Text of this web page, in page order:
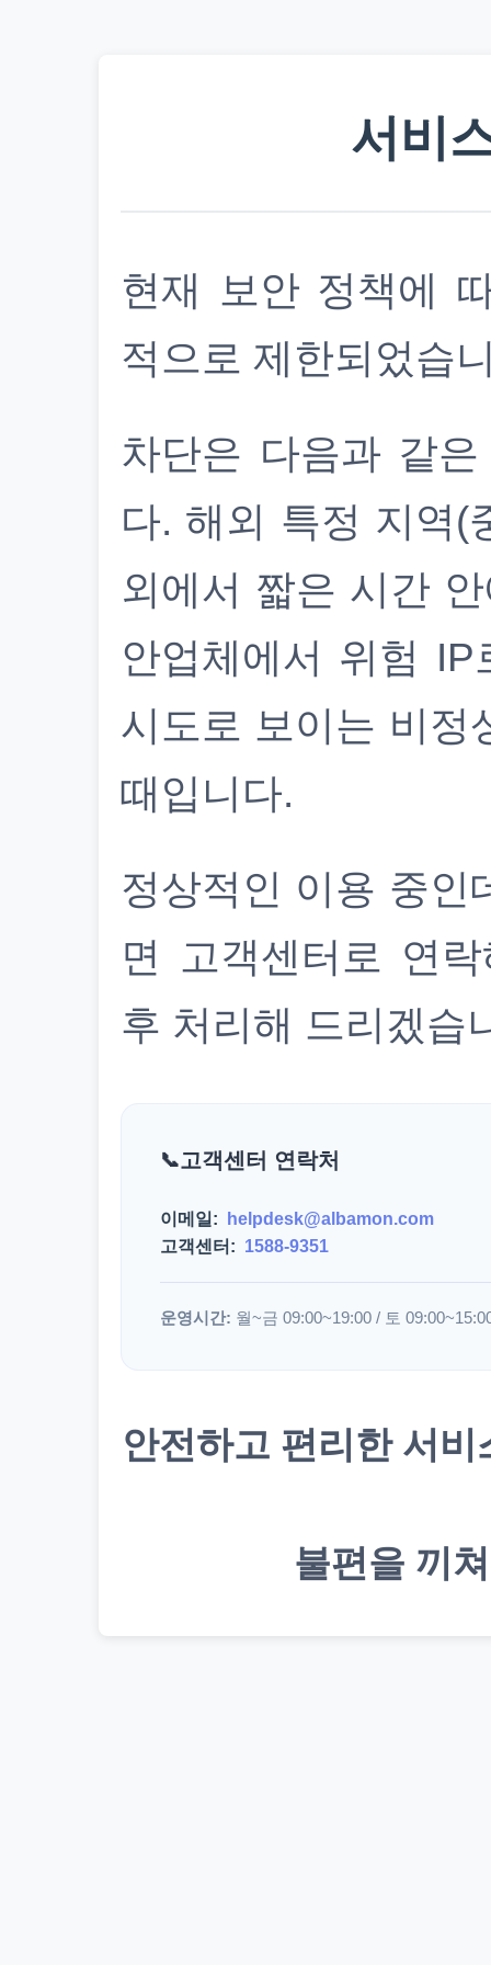
서비
현재 보안 정책에
적으로 제한되었습
차단은 다음과 같
다. 해외 특정 지역(
외에서 짧은 시간
안업체에서 위험
시도로 보이는 비정
때입니다.
정상적인 이용 중인
면 고객센터로 연
후 처리해 드리겠습
고객센터 연락처
이메일:
helpdesk@albamon.com
고객센터: 1588-9351
운영시간: 월~금 09:00~19:00 / 토
안전하고 편리한 서
불편을 끼